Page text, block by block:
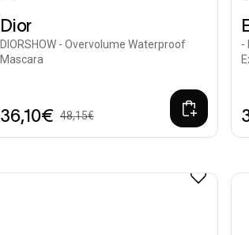
Dior
DIORSHOW - Overvolume Waterproof
Mascara
36,10€ 48,15€
-